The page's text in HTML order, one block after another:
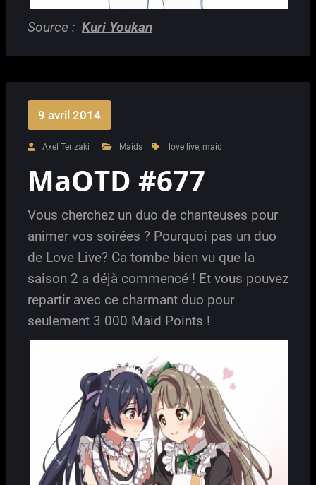
Source : Kuri Youkan
9 avril 2014
Axel Terizaki Maids love live, maid
MaOTD #677
Vous cherchez un duo de chanteuses pour
animer vos soirées ? Pourquoi pas un duo
de Love Live? Ca tombe bien vu que la
saison 2 a déjà commencé ! Et vous pouvez
repartir avec ce charmant duo pour
seulement 3 000 Maid Points !